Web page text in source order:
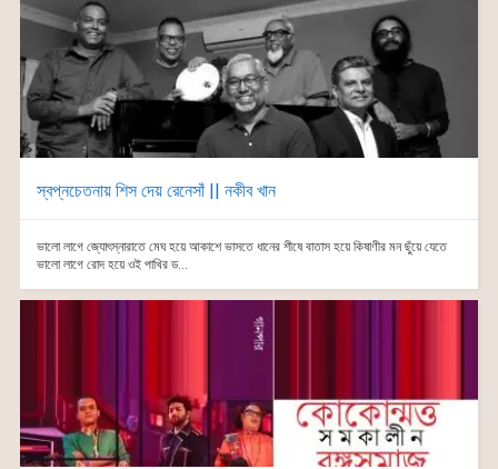
স্বপ্নচেতনায় শিস দেয় রেনেসাঁ || নকীব খান
ভালো লাগে জ্যোৎস্নারাতে মেঘ হয়ে আকাশে ভাসতে ধানের শীষে বাতাস হয়ে কিষাণীর মন ছুঁয়ে যেতে
ভালো লাগে রোদ হয়ে ওই পাখির ড...